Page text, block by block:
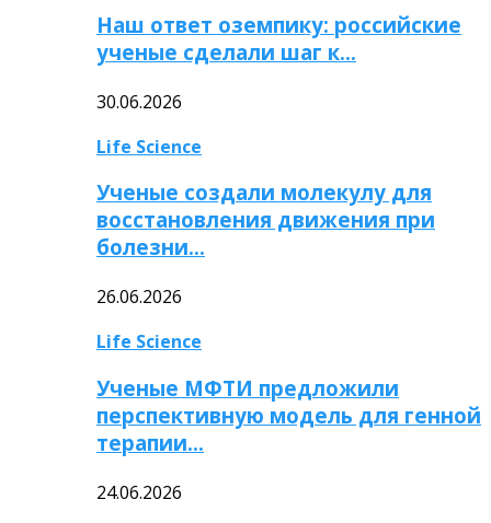
Наш ответ оземпику: российские
ученые сделали шаг к…
30.06.2026
Life Science
Ученые создали молекулу для
восстановления движения при
болезни…
26.06.2026
Life Science
Ученые МФТИ предложили
перспективную модель для генной
терапии…
24.06.2026